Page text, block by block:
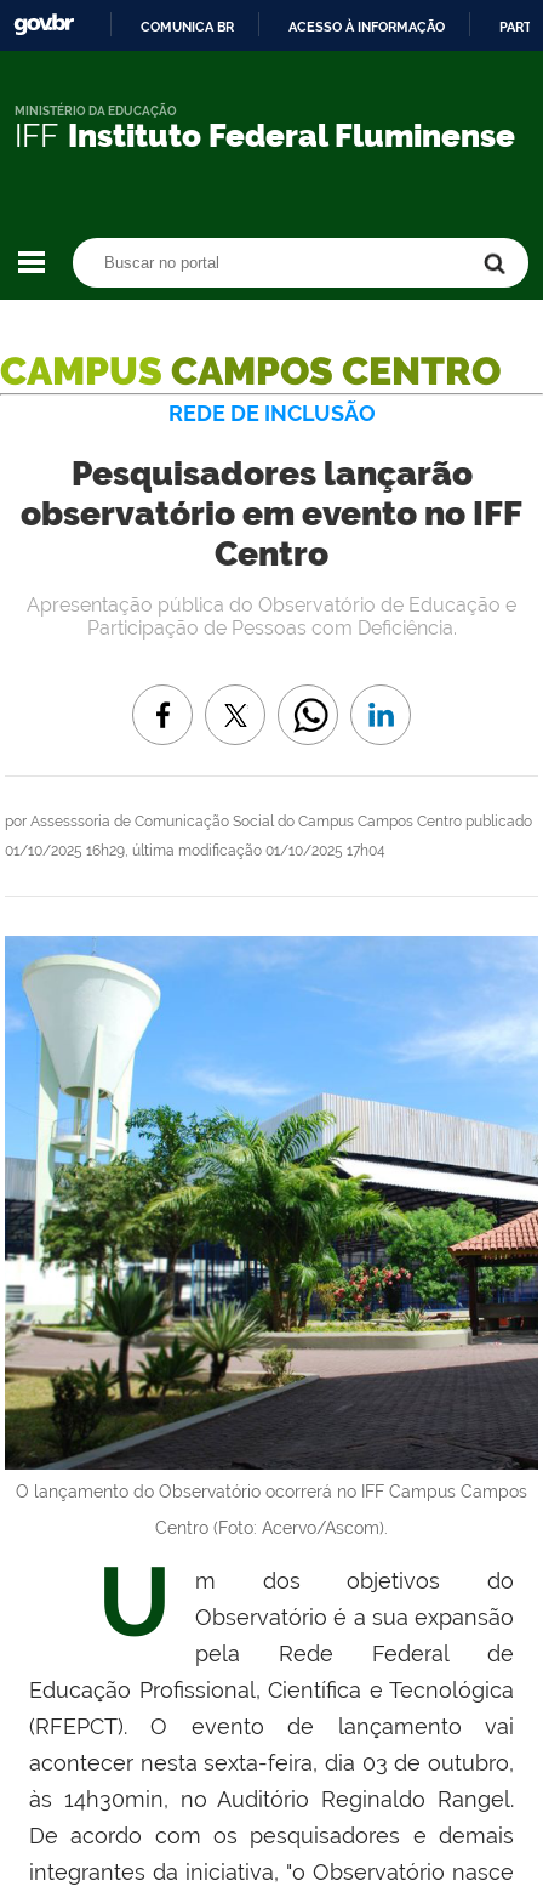
CONTEÚDO
COMUNICA BR ACESSO À INFORMAÇÃO
IFF Instituto Federal Fluminense
MINISTÉRIO DA EDUCAÇÃO
CAMPUS CAMPOS CENTRO
REDE DE INCLUSÃO
Pesquisadores lançarão
observatório em evento no IFF
Centro
por Assesssoria de Comunicação Social do Campus Campos Centro publicado
01/10/2025 16h29, última modificação 01/10/2025 17h04
Apresentação pública do Observatório de Educação e
Participação de Pessoas com Deficiência.
O lançamento do Observatório ocorrerá no IFF Campus Campos
Centro (Foto: Acervo/Ascom).
U
m dos objetivos do
Observatório é a sua expansão
pela Rede Federal de
Educação Profissional, Científica e Tecnológica
(RFEPCT). O evento de lançamento vai
acontecer nesta sexta-feira, dia 03 de outubro,
às 14h30min, no Auditório Reginaldo Rangel.
De acordo com os pesquisadores e demais
integrantes da iniciativa, "o Observatório nasce